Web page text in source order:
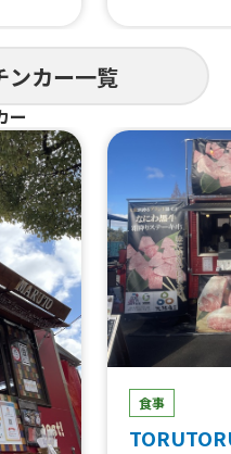
ンカー一覧
ー
食事